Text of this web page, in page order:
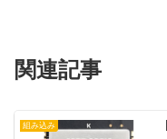
関連記事
組み込み